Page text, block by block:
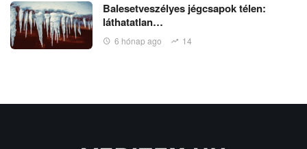
Balesetveszélyes jégcsapok télen:
láthatatlan…
6 hónap ago 14